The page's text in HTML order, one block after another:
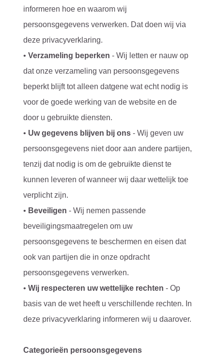
informeren hoe en waarom wij
persoonsgegevens verwerken. Dat doen wij via
deze privacyverklaring.
• Verzameling beperken - Wij letten er nauw op
dat onze verzameling van persoonsgegevens
beperkt blijft tot alleen datgene wat echt nodig is
voor de goede werking van de website en de
door u gebruikte diensten.
• Uw gegevens blijven bij ons- Wij geven uw
persoonsgegevens niet door aan andere partijen,
tenzij dat nodig is om de gebruikte dienst te
kunnen leveren of wanneer wij daar wettelijk toe
verplicht zijn.
• Beveiligen - Wij nemen passende
beveiligingsmaatregelen om uw
persoonsgegevens te beschermen en eisen dat
ook van partijen die in onze opdracht
persoonsgegevens verwerken.
• Wij respecteren uw wettelijke rechten - Op
basis van de wet heeft u verschillende rechten. In
deze privacyverklaring informeren wij u daarover.
Categorieën persoonsgegevens